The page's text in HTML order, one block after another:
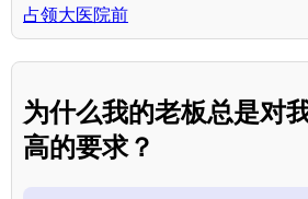
占领大医院前
为什么我的老板总是对
高的要求？